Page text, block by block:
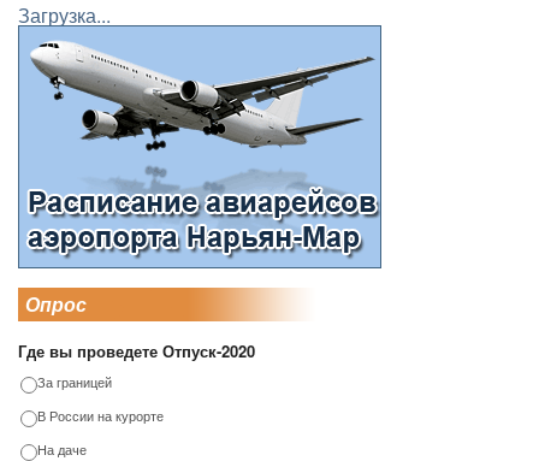
Загрузка...
Опрос
Где вы проведете Отпуск-2020
За границей
В России на курорте
На даче